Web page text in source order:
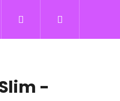
Prihlásenie
-